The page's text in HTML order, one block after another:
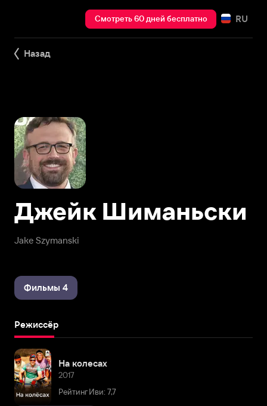
Смотреть 60 дней бесплатно RU
Назад
Jake Szymanski
Джейк Шиманьски
Фильмы 4
Режиссёр
На колесах
2017
Рейтинг Иви: 7,7